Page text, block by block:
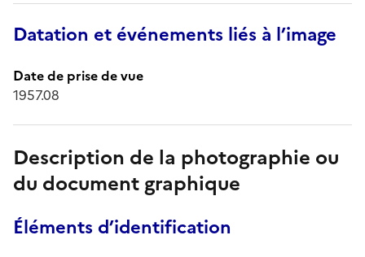
Datation et événements liés à l’image
Date de prise de vue
1957.08
Description de la photographie ou
du document graphique
Éléments d’identification